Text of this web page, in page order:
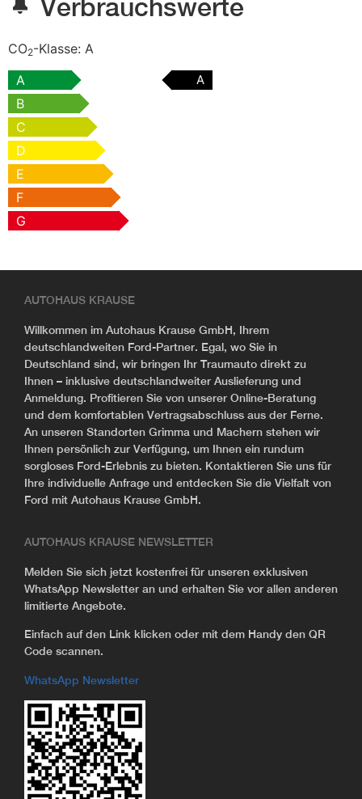
Verbrauchswerte
CO2-Klasse: A
A
A
B
C
D
E
F
G
AUTOHAUS KRAUSE
Willkommen im Autohaus Krause GmbH, Ihrem
deutschlandweiten Ford-Partner. Egal, wo Sie in
Deutschland sind, wir bringen Ihr Traumauto direkt zu
Ihnen – inklusive deutschlandweiter Auslieferung und
Anmeldung. Profitieren Sie von unserer Online-Beratung
und dem komfortablen Vertragsabschluss aus der Ferne.
An unseren Standorten Grimma und Machern stehen wir
Ihnen persönlich zur Verfügung, um Ihnen ein rundum
sorgloses Ford-Erlebnis zu bieten. Kontaktieren Sie uns für
Ihre individuelle Anfrage und entdecken Sie die Vielfalt von
Ford mit Autohaus Krause GmbH.
AUTOHAUS KRAUSE NEWSLETTER
Melden Sie sich jetzt kostenfrei für unseren exklusiven
WhatsApp Newsletter an und erhalten Sie vor allen anderen
limitierte Angebote.
Einfach auf den Link klicken oder mit dem Handy den QR
Code scannen.
WhatsApp Newsletter